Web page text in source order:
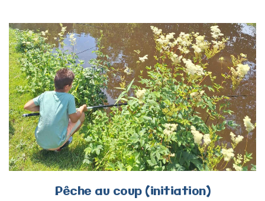
ACTIVITÉ PÊCHE AU COUP
Pêche au coup (initiation)